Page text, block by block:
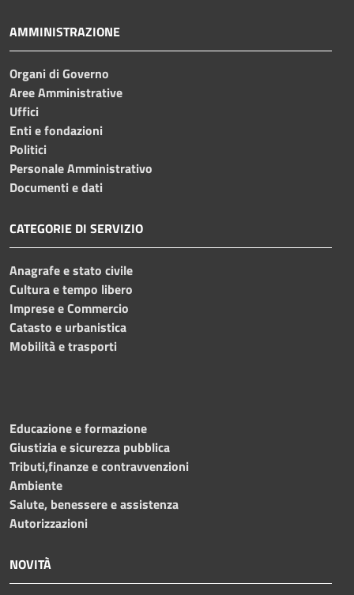
AMMINISTRAZIONE
Organi di Governo
Aree Amministrative
Uffici
Enti e fondazioni
Politici
Personale Amministrativo
Documenti e dati
CATEGORIE DI SERVIZIO
Anagrafe e stato civile
Cultura e tempo libero
Imprese e Commercio
Catasto e urbanistica
Mobilità e trasporti
Educazione e formazione
Giustizia e sicurezza pubblica
Tributi,finanze e contravvenzioni
Ambiente
Salute, benessere e assistenza
Autorizzazioni
NOVITÀ